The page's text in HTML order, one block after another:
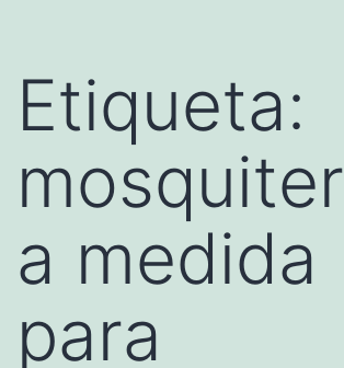
Etiqueta:
a medida
para